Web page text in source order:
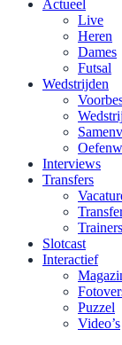
Actueel
Live
Heren
Dames
Futsal
Wedstrijden
Interviews
Transfers
Slotcast
Interactief
Puzzel
Video’s